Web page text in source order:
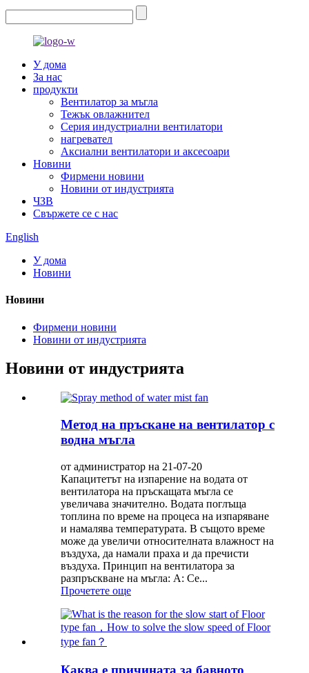
У дома
За нас
продукти
Вентилатор за мъгла
Тежък овлажнител
Серия индустриални вентилатори
нагревател
Аксиални вентилатори и аксесоари
Новини
Фирмени новини
Новини от индустрията
ЧЗВ
Свържете се с нас
English
У дома
Новини
Новини
Фирмени новини
Новини от индустрията
Новини от индустрията
Метод на пръскане на вентилатор с
водна мъгла
от администратор на 21-07-20
Капацитетът на изпарение на водата от
вентилатора на пръскащата мъгла се
увеличава значително. Водата поглъща
топлина по време на процеса на изпаряване
и намалява температурата. В същото време
може да увеличи относителната влажност на
въздуха, да намали праха и да пречисти
въздуха. Принцип на вентилатора за
разпръскване на мъгла: A: Ce...
Прочетете още
Каква е причината за бавното